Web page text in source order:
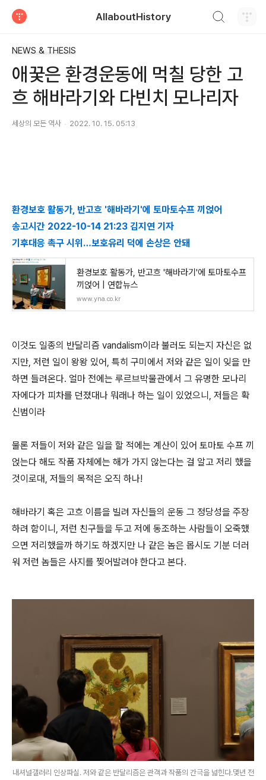
AllaboutHistory
NEWS & THESIS
애꿎은 환경운동에 먹칠 당한 고
흐 해바라기와 다빈치 모나리자
세상의 모든 역사 2022. 10. 15. 05:13
환경보호 활동가, 반고흐 '해바라기'에 토마토수프 끼얹어
송고시간 2022-10-14 21:23 김지연 기자
기후대응 촉구 시위…보호유리 덕에 손상은 안돼
환경보호 활동가, 반고흐 '해바라기'에 토마토수프
끼얹어 | 연합뉴스
www.yna.co.kr
이것도 일종의 반달리즘 vandalism이라 불러도 되는지 자신은 없
지만, 저런 일이 왕왕 있어, 특히 구미에서 저와 같은 일이 잊을 만
하면 들려온다. 얼마 전에는 루르브박물관에서 그 유명한 모나리
자에다가 피차를 던졌대나 뭐래나 하는 일이 있었으니, 저들은 확
신범이라
물론 저들이 저와 같은 일을 할 적에는 계산이 있어 토마토 수프 끼
얹는다 해도 작품 자체에는 해가 가지 않는다는 걸 알고 저리 했을
것이로대, 저들의 목적은 오직 하나!
해바라기 혹은 고흐 이름을 빌려 자신들의 운동 그 정당성을 주장
하려 함이니, 저런 친구들을 두고 저에 동조하는 사람들이 오죽했
으면 저리했을까 하기도 하겠지만 나 같은 놈은 몹시도 기분 더러
워 저런 놈들은 사지를 찢어발려야 한다고 본다.
내셔널갤러리 인상파실. 저와 같은 반달리즘은 관객과 작품의 간극을 넓힌다.몇년 전